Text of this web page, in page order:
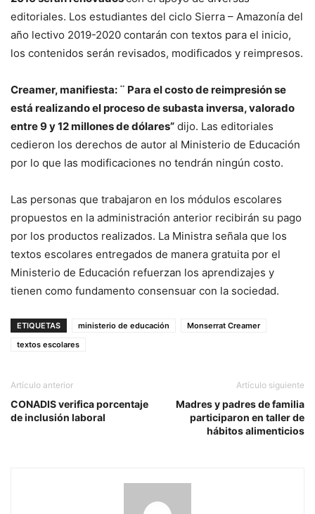
editoriales. Los estudiantes del ciclo Sierra – Amazonía del
año lectivo 2019-2020 contarán con textos para el inicio,
los contenidos serán revisados, modificados y reimpresos.
Creamer, manifiesta: ¨ Para el costo de reimpresión se
está realizando el proceso de subasta inversa, valorado
entre 9 y 12 millones de dólares” dijo. Las editoriales
cedieron los derechos de autor al Ministerio de Educación
por lo que las modificaciones no tendrán ningún costo.
Las personas que trabajaron en los módulos escolares
propuestos en la administración anterior recibirán su pago
por los productos realizados. La Ministra señala que los
textos escolares entregados de manera gratuita por el
Ministerio de Educación refuerzan los aprendizajes y
tienen como fundamento consensuar con la sociedad.
ETIQUETAS ministerio de educación
Monserrat Creamer
textos escolares
Artículo anterior
CONADIS verifica porcentaje
de inclusión laboral
Artículo siguiente
Madres y padres de familia
participaron en taller de
hábitos alimenticios